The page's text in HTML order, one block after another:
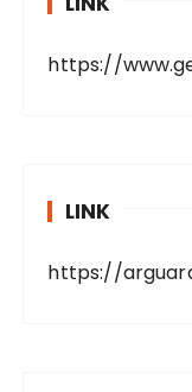
https://
LINK
https://